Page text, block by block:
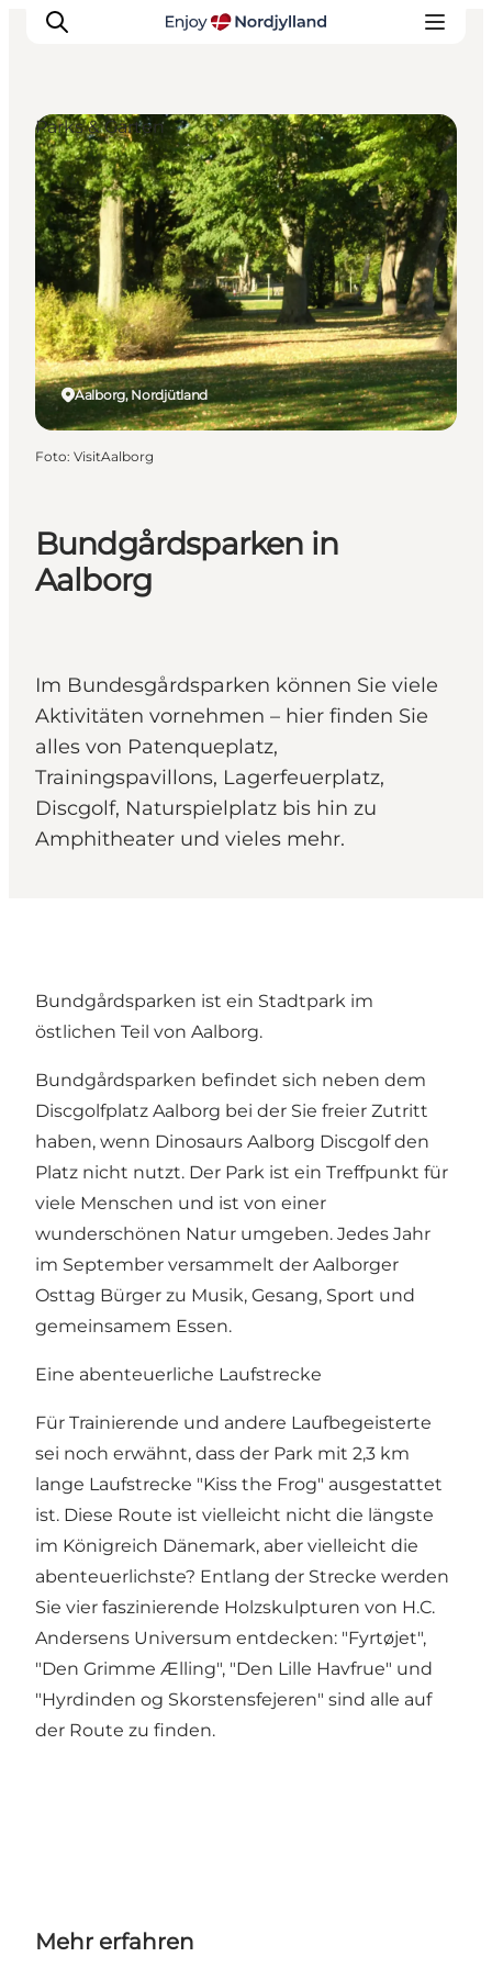
Erlebnisse
Reiseplanung
Destinationen
Guides
Veranstaltungen
Für Kinder
Bundgårdsparken in
Aalborg
Im Bundesgårdsparken können Sie viele
Aktivitäten vornehmen – hier finden Sie
alles von Patenqueplatz,
Trainingspavillons, Lagerfeuerplatz,
Discgolf, Naturspielplatz bis hin zu
Amphitheater und vieles mehr.
Aalborg, Nordjütland
Parks & Gärten
Foto: VisitAalborg
Bundgårdsparken ist ein Stadtpark im
östlichen Teil von Aalborg.
Bundgårdsparken befindet sich neben dem
Discgolfplatz Aalborg bei der Sie freier Zutritt
haben, wenn Dinosaurs Aalborg Discgolf den
Platz nicht nutzt. Der Park ist ein Treffpunkt für
viele Menschen und ist von einer
wunderschönen Natur umgeben. Jedes Jahr
im September versammelt der Aalborger
Osttag Bürger zu Musik, Gesang, Sport und
gemeinsamem Essen.
Eine abenteuerliche Laufstrecke
Für Trainierende und andere Laufbegeisterte
sei noch erwähnt, dass der Park mit 2,3 km
lange Laufstrecke "Kiss the Frog" ausgestattet
ist. Diese Route ist vielleicht nicht die längste
im Königreich Dänemark, aber vielleicht die
abenteuerlichste? Entlang der Strecke werden
Sie vier faszinierende Holzskulpturen von H.C.
Andersens Universum entdecken: "Fyrtøjet",
"Den Grimme Ælling", "Den Lille Havfrue" und
"Hyrdinden og Skorstensfejeren" sind alle auf
der Route zu finden.
Mehr erfahren